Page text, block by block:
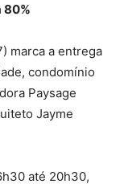
80%
marca a entrega
condomínio
Paysage
Jayme
até 20h30,